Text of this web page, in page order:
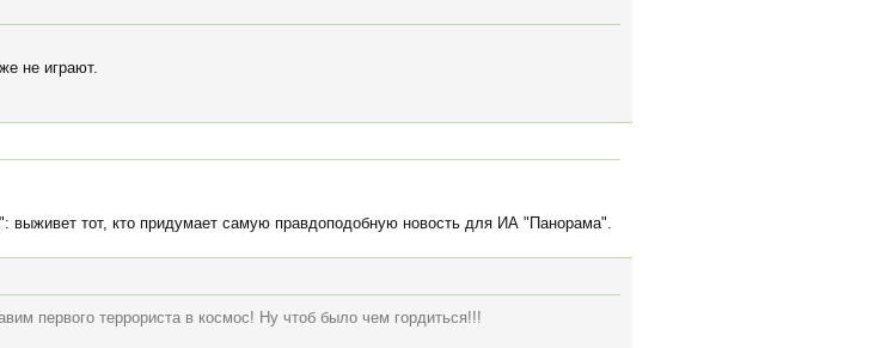
не играют.
выживет тот, кто придумает самую правдоподобную новость для ИА "Панорама".
первого террориста в космос! Ну чтоб было чем гордиться!!!